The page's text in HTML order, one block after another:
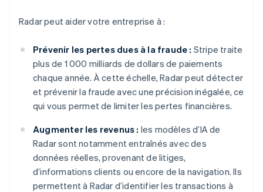
Radar peut aider votre entreprise à :
Prévenir les pertes dues à la fraude : Stripe traite
plus de 1 000 milliards de dollars de paiements
chaque année. À cette échelle, Radar peut détecter
et prévenir la fraude avec une précision inégalée, ce
qui vous permet de limiter les pertes financières.
Augmenter les revenus : les modèles d’IA de
Radar sont notamment entraînés avec des
données réelles, provenant de litiges,
d’informations clients ou encore de la navigation. Ils
permettent à Radar d’identifier les transactions à